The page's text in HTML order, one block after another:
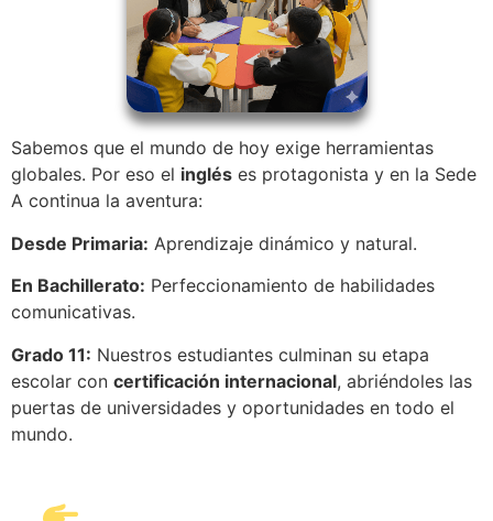
Sabemos que el mundo de hoy exige herramientas
globales. Por eso el inglés es protagonista y en la Sede
A continua la aventura:
Desde Primaria: Aprendizaje dinámico y natural.
En Bachillerato: Perfeccionamiento de habilidades
comunicativas.
Grado 11: Nuestros estudiantes culminan su etapa
escolar con certificación internacional, abriéndoles las
puertas de universidades y oportunidades en todo el
mundo.